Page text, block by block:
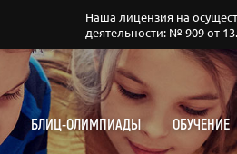
Наша лицензия на
деятельности: № 909 от
БЛИЦ-ОЛИМПИАДЫ ОБУЧЕНИЕ